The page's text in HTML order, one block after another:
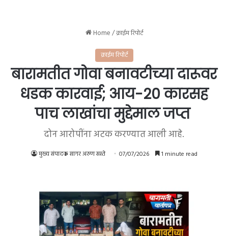
Home/क्राईम रिपोर्ट
क्राईम रिपोर्ट
बारामतीत गोवा बनावटीच्या दारूवर
धडक कारवाई; आय-20 कारसह
पाच लाखांचा मुद्देमाल जप्त
दोन आरोपींना अटक करण्यात आली आहे.
मुख्य संपादक सागर अरुण सस्ते 07/07/2026 1 minute read